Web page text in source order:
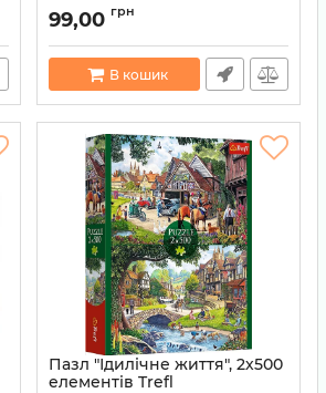
Артикул: 4823115906304
99,00 грн
В кошик
Пазл "Ідилічне життя", 2х500
елементів Trefl